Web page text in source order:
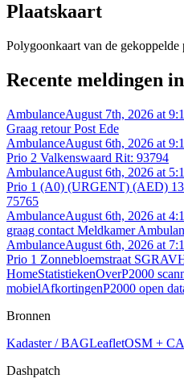
Plaatskaart
Polygoonkaart van de gekoppelde
Recente meldingen
AmbulanceAugust 7th, 2026 at
Graag retour Post Ede
AmbulanceAugust 6th, 2026 at
Prio 2 Valkenswaard Rit: 93794
AmbulanceAugust 6th, 2026 at
Prio 1 (A0) (URGENT) (AED)
75765
AmbulanceAugust 6th, 2026 at
graag contact Meldkamer
AmbulanceAugust 6th, 2026 at
Prio 1 Zonnebloemstraat
HomeStatistiekenOverP2000
mobielAfkortingenP2000 open
Bronnen
Kadaster / BAGLeafletOSM +
Dashpatch